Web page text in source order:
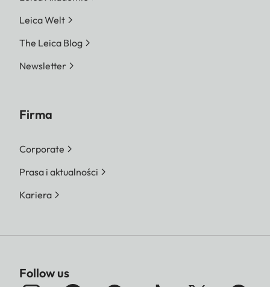
Leica Welt
The Leica Blog
Newsletter
Firma
Corporate
Prasa i aktualności
Kariera
Follow us